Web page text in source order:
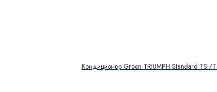
Кондиционер Green TRIUMPH Standard TSI/